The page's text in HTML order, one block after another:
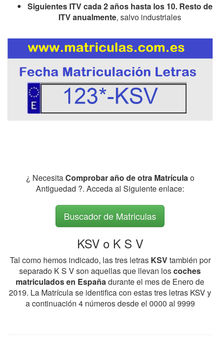
Siguientes ITV cada 2 años hasta los 10. Resto de
ITV anualmente, salvo industriales
¿ NecesitaComprobar año de otra Matrículao
Antiguedad ?. Acceda al Siguiente enlace:
Buscador de Matriculas
KSV o K S V
Tal como hemos indicado, las tres letras KSVtambién por
separado K S V son aquellas que llevan loscoches
matriculados en Españadurante el mes de Enero de
2019. La Matrícula se identifica con estas tres letras KSV y
a continuación 4 números desde el 0000 al 9999